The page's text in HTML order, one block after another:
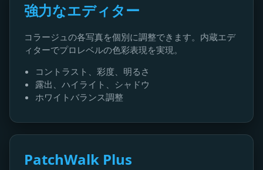
強力なエディター
コラージュの各写真を個別に調整できます。内蔵エデ
ィターでプロレベルの色彩表現を実現。
コントラスト、彩度、明るさ
露出、ハイライト、シャドウ
ホワイトバランス調整
PatchWalk Plus